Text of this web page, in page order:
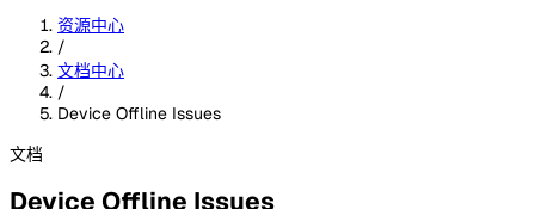
资源中心
/
文档中心
/
Device Offline Issues
文档
Device Offline Issues